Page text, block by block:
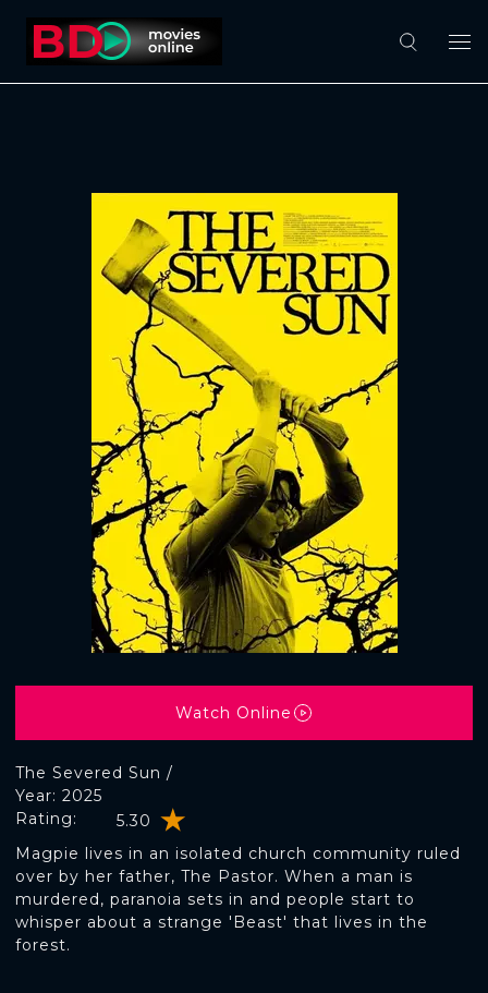
The Severed Sun /
Rating: 5.30
Year: 2025
Magpie lives in an isolated church community ruled
over by her father, The Pastor. When a man is
murdered, paranoia sets in and people start to
whisper about a strange 'Beast' that lives in the
forest.
Watch Online